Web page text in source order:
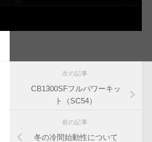
次の記事
CB1300SFフルパワーキッ
ト（SC54）
前の記事
冬の冷間始動性について